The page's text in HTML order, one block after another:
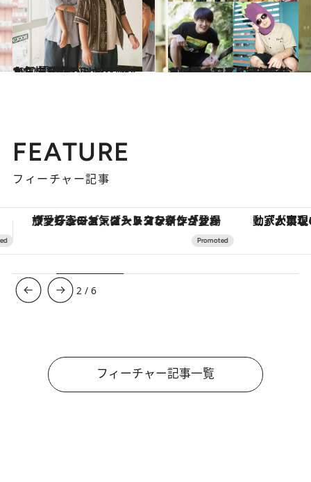
2021.7.24
人気爆発中のミキのこれから 「現役バリバリ感はまだまだ欲しい」
カルチャー 2022.1.29
【人気インタビューを総ざらい！】 この子はあなたにとってどんな存在？ 人気芸人11人に聞いた、ペットのこと
カルチャー
FEATURE
フィーチャー記事
「大事なのは地域の意識を変えること」。ロレックス賞受賞の自然保護活動家が実現させたナイジェリアの自然環境の復活
3 /6
フィーチャー記事一覧